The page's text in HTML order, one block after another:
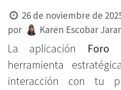
26 de noviembre de
por
Karen Escobar
La aplicación Foro
herramienta
interacción con tu